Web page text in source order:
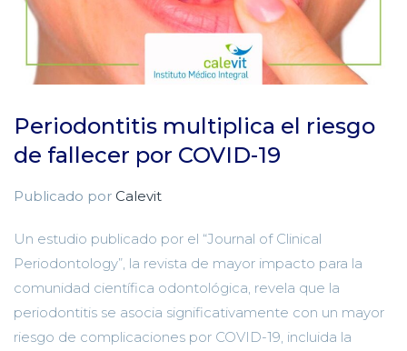
Periodontitis multiplica el riesgo
de fallecer por COVID-19
Publicado por Calevit
Un estudio publicado por el “Journal of Clinical
Periodontology”, la revista de mayor impacto para la
comunidad científica odontológica, revela que la
periodontitis se asocia significativamente con un mayor
riesgo de complicaciones por COVID-19, incluida la